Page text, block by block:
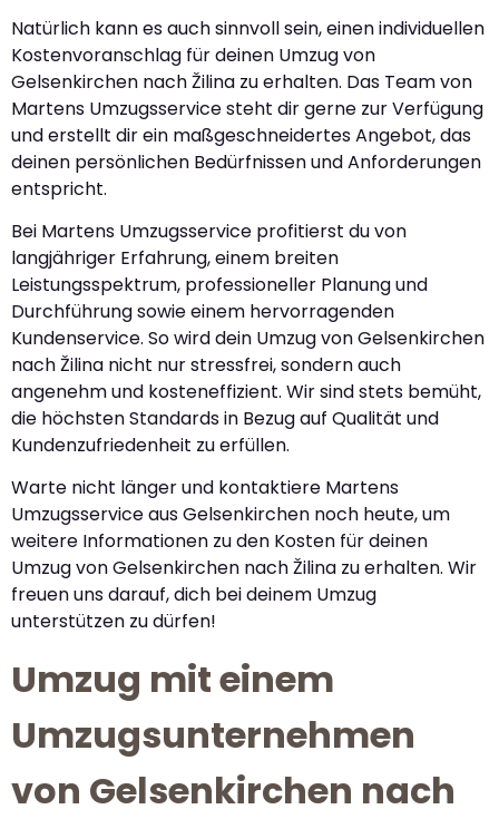
Natürlich kann es auch sinnvoll sein, einen individuellen
Kostenvoranschlag für deinen Umzug von
Gelsenkirchen nach Žilina zu erhalten. Das Team von
Martens Umzugsservice steht dir gerne zur Verfügung
und erstellt dir ein maßgeschneidertes Angebot, das
deinen persönlichen Bedürfnissen und Anforderungen
entspricht.
Bei Martens Umzugsservice profitierst du von
langjähriger Erfahrung, einem breiten
Leistungsspektrum, professioneller Planung und
Durchführung sowie einem hervorragenden
Kundenservice. So wird dein Umzug von Gelsenkirchen
nach Žilina nicht nur stressfrei, sondern auch
angenehm und kosteneffizient. Wir sind stets bemüht,
die höchsten Standards in Bezug auf Qualität und
Kundenzufriedenheit zu erfüllen.
Warte nicht länger und kontaktiere Martens
Umzugsservice aus Gelsenkirchen noch heute, um
weitere Informationen zu den Kosten für deinen
Umzug von Gelsenkirchen nach Žilina zu erhalten. Wir
freuen uns darauf, dich bei deinem Umzug
unterstützen zu dürfen!
Umzug mit einem
Umzugsunternehmen
von Gelsenkirchen nach